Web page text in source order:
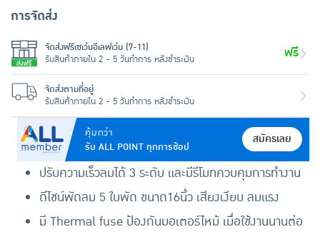
คุ้มกว่า
รับ ALL POINT ทุกการช้อป
สมัครเลย
ปรับความเร็วลมได้ 3 ระดับ และมีรีโมทควบคุมการทำงาน
ดีไชน์พัดลม 5 ใบพัด ขนาด16นิ้ว เสียงเงียบ ลมแรง
มี Thermal fuse ป้องกันมอเตอร์ไหม้ เมื่อใช้งานนานต่อ
การจัดส่ง
จัดส่งฟรีเซเว่นอีเลฟเว่น (7-11)
รับสินค้าภายใน 2 - 5 วันทำการ หลังชำระเงิน
ฟรี
จัดส่งตามที่อยู่
รับสินค้าภายใน 2 - 5 วันทำการ หลังชำระเงิน